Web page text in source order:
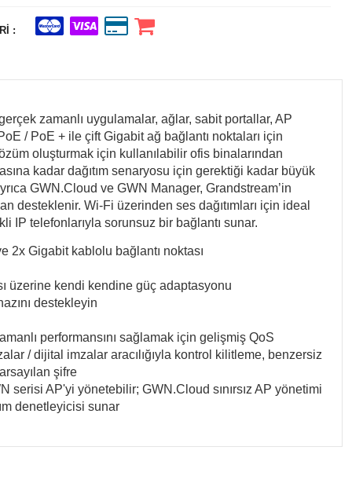
:
zamanlı uygulamalar, ağlar, sabit portallar, AP
/ PoE + ile çift Gigabit ağ bağlantı noktaları için
oluşturmak için kullanılabilir ofis binalarından
kadar dağıtım senaryosu için gerektiği kadar büyük
GWN.Cloud ve GWN Manager, Grandstream’in
desteklenir. Wi-Fi üzerinden ses dağıtımları için ideal
IP telefonlarıyla sorunsuz bir bağlantı sunar.
2x Gigabit kablolu bağlantı noktası
üzerine kendi kendine güç adaptasyonu
destekleyin
performansını sağlamak için gelişmiş QoS
/ dijital imzalar aracılığıyla kontrol kilitleme, benzersiz
şifre
serisi AP'yi yönetebilir; GWN.Cloud sınırsız AP yönetimi
denetleyicisi sunar